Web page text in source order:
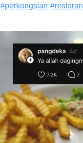
#perkongsian #restoran